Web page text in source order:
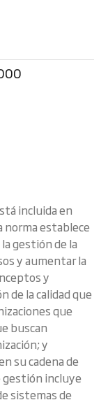
incluida en
norma establece
gestión de la
y aumentar la
y
de la calidad que
que
buscan
y
su cadena de
gestión incluye
sistemas de